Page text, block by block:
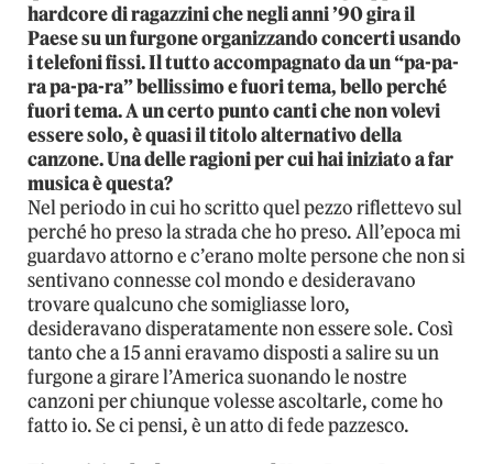
hardcore di ragazzini che negli anni ’90 gira il
Paese su un furgone organizzando concerti usando
i telefoni fissi. Il tutto accompagnato da un “pa-pa-
ra pa-pa-ra” bellissimo e fuori tema, bello perché
fuori tema. A un certo punto canti che non volevi
essere solo, è quasi il titolo alternativo della
canzone. Una delle ragioni per cui hai iniziato a far
musica è questa?
Nel periodo in cui ho scritto quel pezzo riflettevo sul
perché ho preso la strada che ho preso. All’epoca mi
guardavo attorno e c’erano molte persone che non si
sentivano connesse col mondo e desideravano
trovare qualcuno che somigliasse loro,
desideravano disperatamente non essere sole. Così
tanto che a 15 anni eravamo disposti a salire su un
furgone a girare l’America suonando le nostre
canzoni per chiunque volesse ascoltarle, come ho
fatto io. Se ci pensi, è un atto di fede pazzesco.